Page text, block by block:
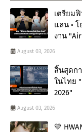
เตรียม
แลน •
งาน
August 03, 2026
สิ้นสุดก
ในไทย
2026"
August 03, 2026
💛